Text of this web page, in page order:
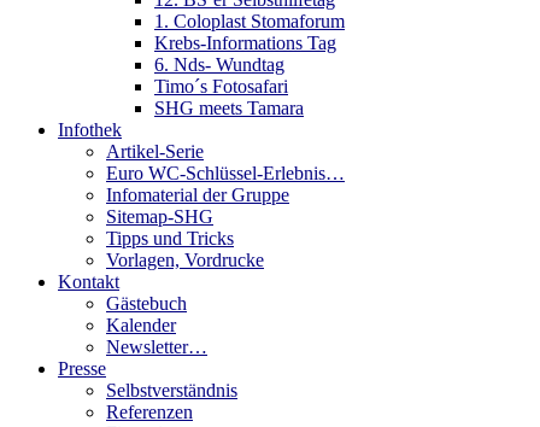
1. Coloplast Stomaforum
Krebs-Informations Tag
6. Nds- Wundtag
Timo´s Fotosafari
SHG meets Tamara
Infothek
Artikel-Serie
Euro WC-Schlüssel-Erlebnis…
Infomaterial der Gruppe
Sitemap-SHG
Tipps und Tricks
Vorlagen, Vordrucke
Kontakt
Gästebuch
Kalender
Newsletter…
Presse
Selbstverständnis
Referenzen